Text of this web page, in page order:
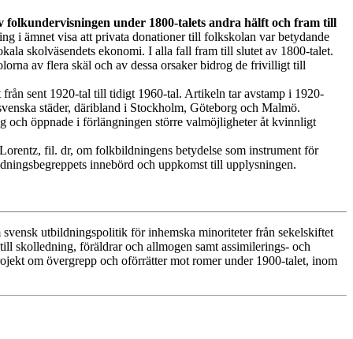
under 1800-talets andra hälft och fram till
i ämnet visa att privata donationer till folkskolan var betydande
skolväsendets ekonomi. I alla fall fram till slutet av 1800-talet.
av flera skäl och av dessa orsaker bidrog de frivilligt till
sent 1920-tal till tidigt 1960-tal. Artikeln tar avstamp i 1920-
städer, däribland i Stockholm, Göteborg och Malmö.
och öppnade i förlängningen större valmöjligheter åt kvinnligt
fil. dr, om folkbildningens betydelse som instrument för
innebörd och uppkomst till upplysningen.
utbildningspolitik för inhemska minoriteter från sekelskiftet
skolledning, föräldrar och allmogen samt assimilerings- och
om övergrepp och oförrätter mot romer under 1900-talet, inom